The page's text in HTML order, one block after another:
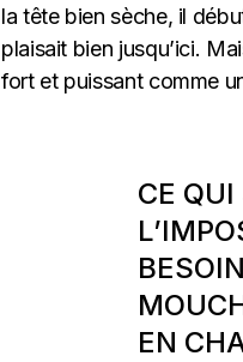
la tête bien sèche, il
plaisait bien jusqu’ici.
fort et puissant comme
CE
EN